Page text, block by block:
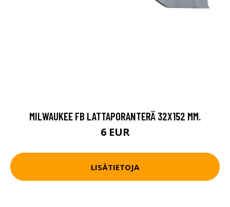
MILWAUKEE FB LATTAPORANTERÄ 32X152 MM.
6 EUR
LISÄTIETOJA